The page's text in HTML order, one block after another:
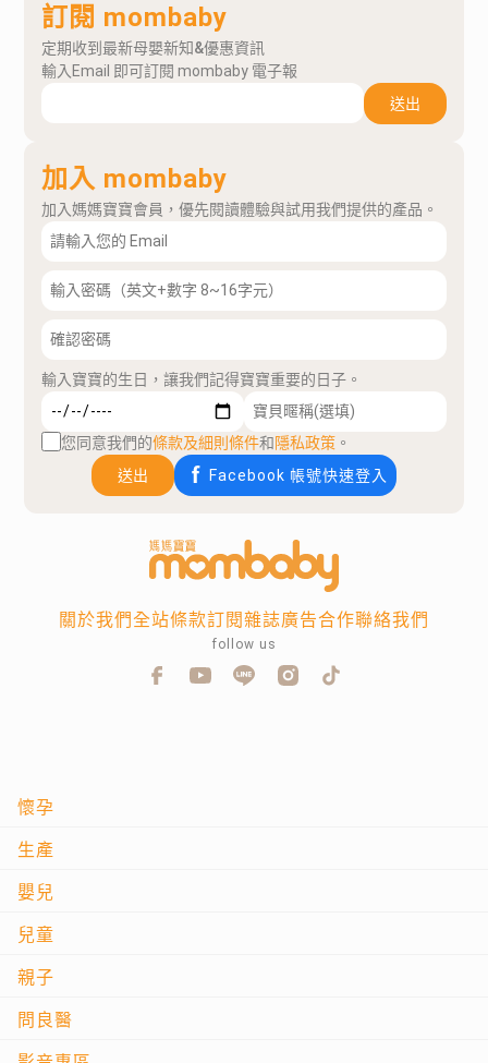
訂閱 mombaby
定期收到最新母嬰新知&優惠資訊
輸入Email 即可訂閱 mombaby 電子報
送出
加入 mombaby
加入媽媽寶寶會員，優先閱讀體驗與試用我們提供的產品。
輸入寶寶的生日，讓我們記得寶寶重要的日子。
您同意我們的條款及細則條件和隱私政策 。
送出
Facebook 帳號快速登入
懷孕
生產
嬰兒
兒童
親子
問良醫
關於我們全站條款訂閱雜誌廣告合作聯絡我們
follow us